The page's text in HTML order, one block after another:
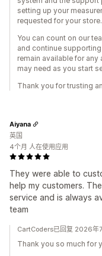
setting up your
requested for your store.
You can count on our
and continue
remain available for
may need as you start
Thank you for trusting
They were able to
help my customers.
service and is always
team
Aiyana
英国
4个月 人在使用应用
CartCoders已回复 2026年
Thank you so much for